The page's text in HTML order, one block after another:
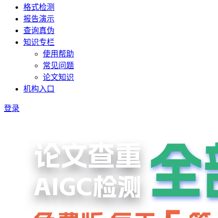
格式检测
报告演示
查询真伪
知识专栏
使用帮助
常见问题
论文知识
机构入口
登录